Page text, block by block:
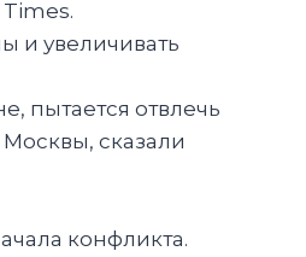
и увеличивать
пытается отвлечь
сказали
конфликта.